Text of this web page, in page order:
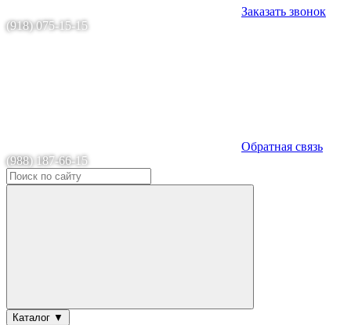
Заказать звонок
(918) 075-15-15
Обратная связь
(988) 187-66-15
Каталог ▼